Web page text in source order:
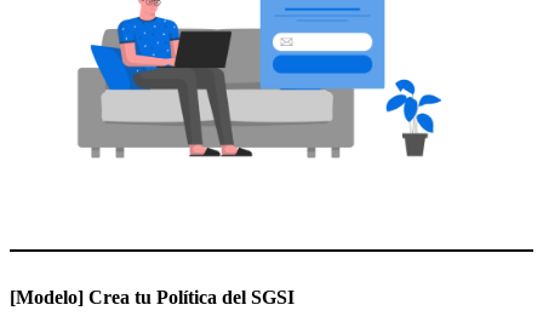
[Modelo] Crea tu Política del SGSI